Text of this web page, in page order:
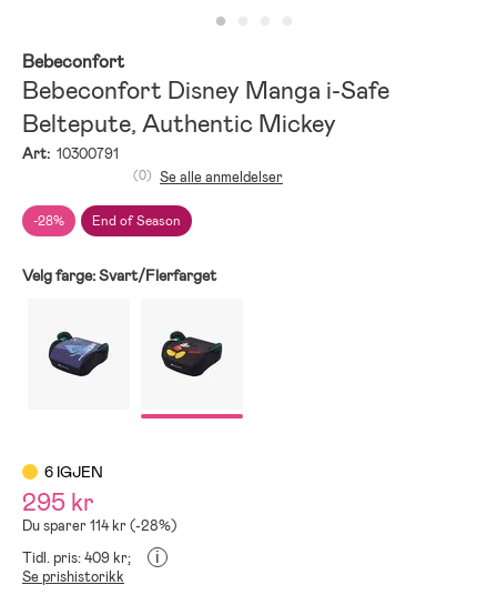
Bebeconfort
Bebeconfort Disney Manga i-Safe
Beltepute, Authentic Mickey
Art: 10300791
-28% End of Season
(0) Se alle anmeldelser
Velg farge:Svart/Flerfarget
6 IGJEN
295 kr
Du sparer 114 kr (-28%)
Tidl. pris: 409 kr;
i
Se prishistorikk